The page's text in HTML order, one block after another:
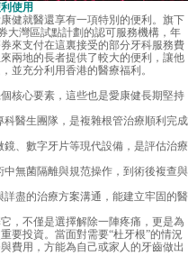
使用
就醫還享有一項特別的便利。旗下
大灣區試點計劃的認可服務機構，年
來支付在這裏接受的部分牙科服務費
兩地的長者提供了較大的便利，讓他
並充分利用香港的醫療福利。
心要素，這些也是愛康健長期堅持
醫生團隊，是複雜根管治療順利完成
、數字牙片等現代設備，是評估治療
無菌隔離與規范操作，到術後複查與
盡的治療方案溝通，能建立牢固的醫
不僅是選擇解除一陣疼痛，更是為
要投資。當面對需要“杜牙根”的情況
費用，方能為自己或家人的牙齒做出